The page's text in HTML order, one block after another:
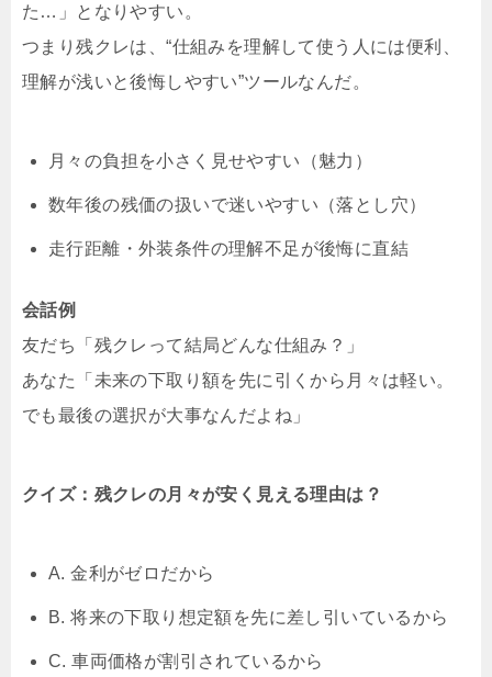
た…」となりやすい。
つまり残クレは、“仕組みを理解して使う人には便利、
理解が浅いと後悔しやすい”ツールなんだ。
月々の負担を小さく見せやすい（魅力）
数年後の残価の扱いで迷いやすい（落とし穴）
走行距離・外装条件の理解不足が後悔に直結
会話例
友だち「残クレって結局どんな仕組み？」
あなた「未来の下取り額を先に引くから月々は軽い。
でも最後の選択が大事なんだよね」
クイズ：残クレの月々が安く見える理由は？
A. 金利がゼロだから
B. 将来の下取り想定額を先に差し引いているから
C. 車両価格が割引されているから